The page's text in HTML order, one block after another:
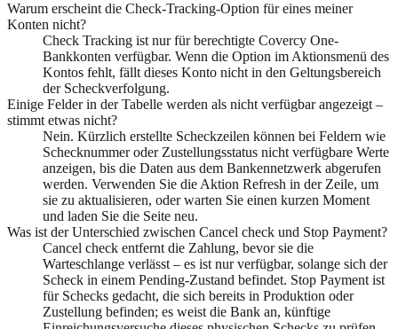
Warum erscheint die Check-Tracking-Option für eines meiner
Konten nicht?
Check Tracking ist nur für berechtigte Covercy One-
Bankkonten verfügbar. Wenn die Option im Aktionsmenü des
Kontos fehlt, fällt dieses Konto nicht in den Geltungsbereich
der Scheckverfolgung.
Einige Felder in der Tabelle werden als nicht verfügbar angezeigt –
stimmt etwas nicht?
Nein. Kürzlich erstellte Scheckzeilen können bei Feldern wie
Schecknummer oder Zustellungsstatus nicht verfügbare Werte
anzeigen, bis die Daten aus dem Bankennetzwerk abgerufen
werden. Verwenden Sie die Aktion Refresh in der Zeile, um
sie zu aktualisieren, oder warten Sie einen kurzen Moment
und laden Sie die Seite neu.
Was ist der Unterschied zwischen Cancel check und Stop Payment?
Cancel check entfernt die Zahlung, bevor sie die
Warteschlange verlässt – es ist nur verfügbar, solange sich der
Scheck in einem Pending-Zustand befindet. Stop Payment ist
für Schecks gedacht, die sich bereits in Produktion oder
Zustellung befinden; es weist die Bank an, künftige